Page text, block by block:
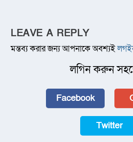
LEAVE A REPLY
মন্তব্য করার জন্য আপনাকে অবশ্যই
লগিন করুন
Facebook
Twitter